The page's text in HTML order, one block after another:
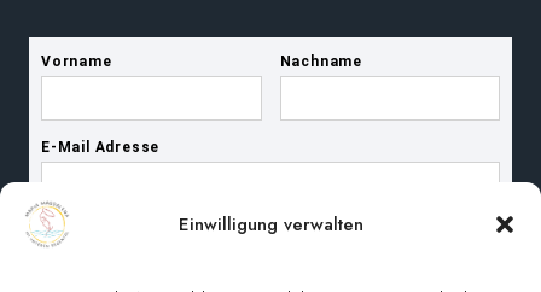
Einwilligung verwalten